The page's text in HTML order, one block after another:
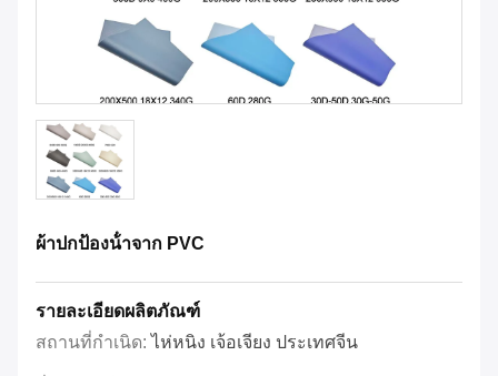
ผ้าปกป้องน้ําจาก PVC
รายละเอียดผลิตภัณฑ์
สถานที่กำเนิด: ไห่หนิง เจ้อเจียง ประเทศจีน